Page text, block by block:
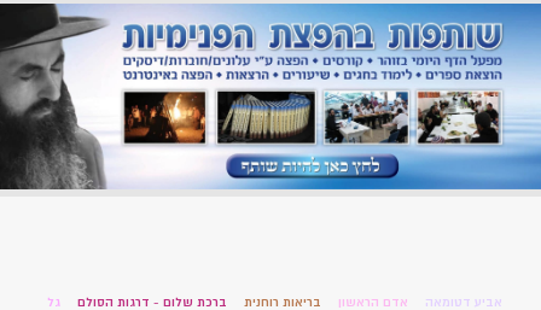
אביע דטומאה אדם הראשון בריאות רוחנית ברכת שלום - דרגות הסולם גל